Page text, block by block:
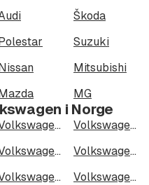
Škoda
Suzuki
Mitsubishi
MG
i Norge
Volkswagen ID.7 i Trondheim
Volkswagen ID.7 i Stavanger
Volkswagen ID.7 i Drammen
Volkswagen ID.7 i Skien
Volkswagen ID.7 i Moss
Volkswagen ID.7 i Porsgrunn